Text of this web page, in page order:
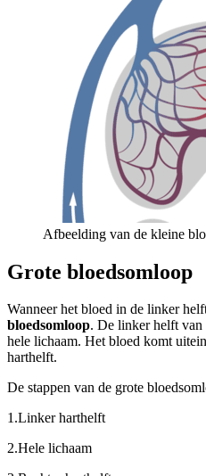
Afbeelding van de kleine
Grote bloedsomloop
Wanneer het bloed in de linker
bloedsomloop. De linker helft van
hele lichaam. Het bloed komt
harthelft.
De stappen van de grote
1.Linker harthelft
2.Hele lichaam